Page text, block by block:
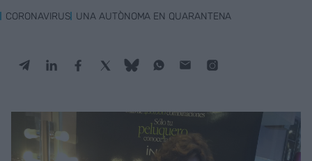
CORONAVIRUS UNA AUTÒNOMA EN QUARANTENA